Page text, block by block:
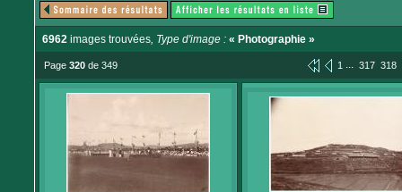
6962 images trouvées, Type d'image : « Photographie »
Page 320 de 349 1 ... 317 318